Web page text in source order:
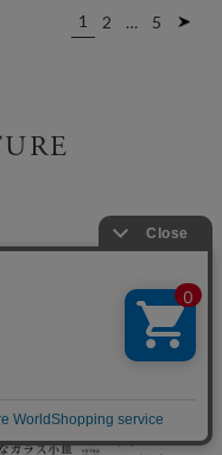
1 2 … 5
バカラ・ラ
ンルイが生
ランス高級
ガラスの世
て、卓越し
美しい輝き